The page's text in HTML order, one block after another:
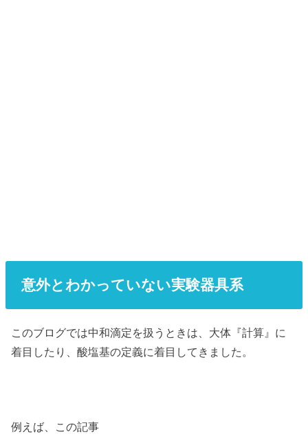
意外とわかっていない実験器具系
このブログでは中和滴定を扱うときは、大体『計算』に
着目したり、酸塩基の定義に着目してきました。
例えば、この記事